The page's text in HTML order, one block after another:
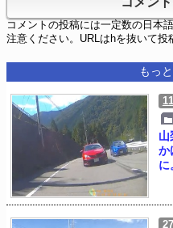
コメントの投稿には一定数の日本
注意ください。URLはhを抜いて投
もっ
山
か
に